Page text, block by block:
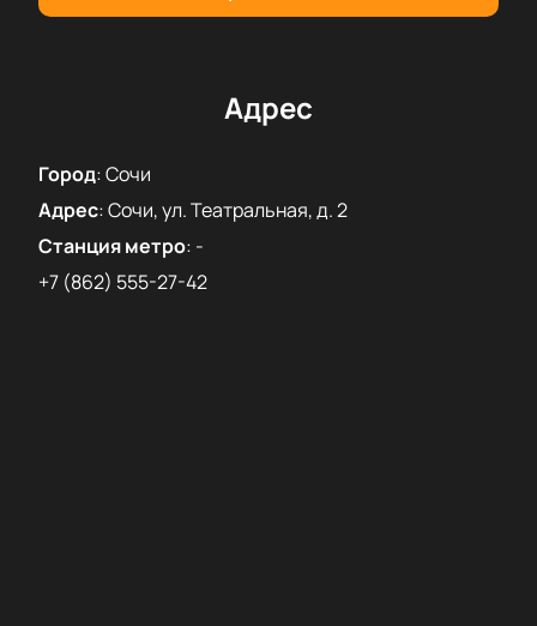
яркие эмоции всей семье!
Адрес
Город:Сочи
Адрес:Сочи, ул. Театральная, д. 2
Станция метро: -
+7 (862) 555-27-42